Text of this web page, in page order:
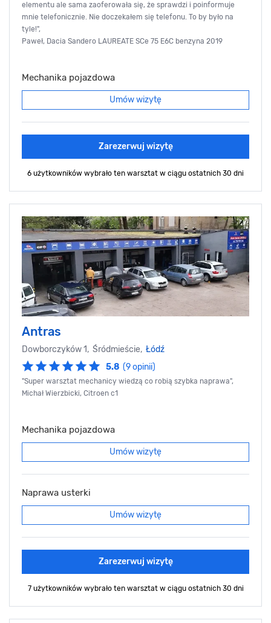
elementu ale sama zaoferowała się, że sprawdzi i poinformuje
mnie telefonicznie. Nie doczekałem się telefonu. To by było na
tyle!",
Paweł, Dacia Sandero LAUREATE SCe 75 E6C benzyna 2019
Mechanika pojazdowa
Umów wizytę
Zarezerwuj wizytę
6 użytkowników wybrało ten warsztat w ciągu ostatnich 30 dni
Antras
Dowborczyków 1, Śródmieście, Łódź
5.8 (9 opinii)
"Super warsztat mechanicy wiedzą co robią szybka naprawa",
Michał Wierzbicki, Citroen c1
Mechanika pojazdowa
Umów wizytę
Naprawa usterki
Umów wizytę
Zarezerwuj wizytę
7 użytkowników wybrało ten warsztat w ciągu ostatnich 30 dni